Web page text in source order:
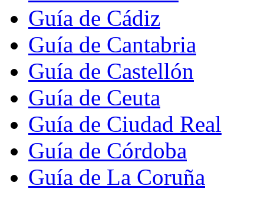
Guía de Cádiz
Guía de Cantabria
Guía de Castellón
Guía de Ceuta
Guía de Ciudad Real
Guía de Córdoba
Guía de La Coruña